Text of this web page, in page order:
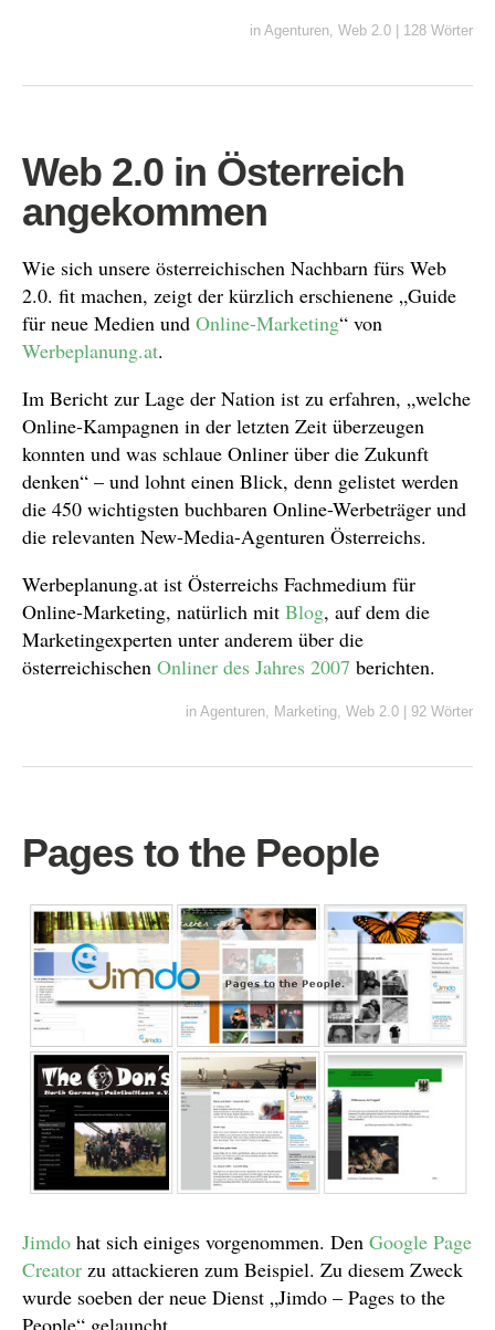
in Agenturen Web 2.0 | 128 Wörter
Web 2.0 in Österreich
angekommen
Wie sich unsere österreichischen Nachbarn fürs Web
2.0. fit machen, zeigt der kürzlich erschienene „Guide
für neue Medien und Online-Marketing“ von
Werbeplanung.at.
Im Bericht zur Lage der Nation ist zu erfahren, „welche
Online-Kampagnen in der letzten Zeit überzeugen
konnten und was schlaue Onliner über die Zukunft
denken“ – und lohnt einen Blick, denn gelistet werden
die 450 wichtigsten buchbaren Online-Werbeträger und
die relevanten New-Media-Agenturen Österreichs.
Werbeplanung.at ist Österreichs Fachmedium für
Online-Marketing, natürlich mit Blog, auf dem die
Marketingexperten unter anderem über die
österreichischen Onliner des Jahres 2007 berichten.
in Agenturen Marketing Web 2.0 | 92 Wörter
Pages to the People
Jimdo hat sich einiges vorgenommen. Den Google Page
Creator zu attackieren zum Beispiel. Zu diesem Zweck
wurde soeben der neue Dienst „Jimdo – Pages to the
People“ gelauncht.